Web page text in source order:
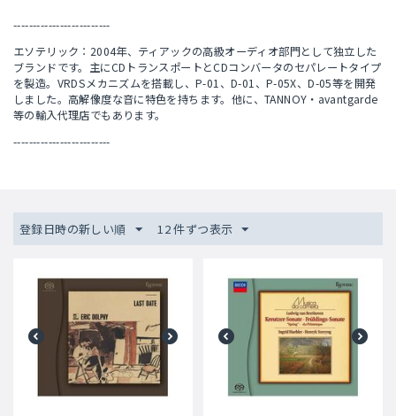
-------------------------
エソテリック：2004年、ティアックの高級オーディオ部門として独立した
ブランドです。主にCDトランスポートとCDコンバータのセパレートタイプ
を製造。VRDSメカニズムを搭載し、P-01、D-01、P-05X、D-05等を開発
しました。高解像度な音に特色を持ちます。他に、TANNOY・avantgarde
等の輸入代理店でもあります。
-------------------------
登録日時の新しい順 12 件ずつ表示